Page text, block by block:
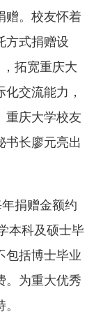
赠。校友怀着
方式捐赠设
拓宽重庆大
交流能力，
重庆大学校友
书长廖元亮出
捐赠金额约
本科及硕士毕
包括博士毕业
。为重大优秀